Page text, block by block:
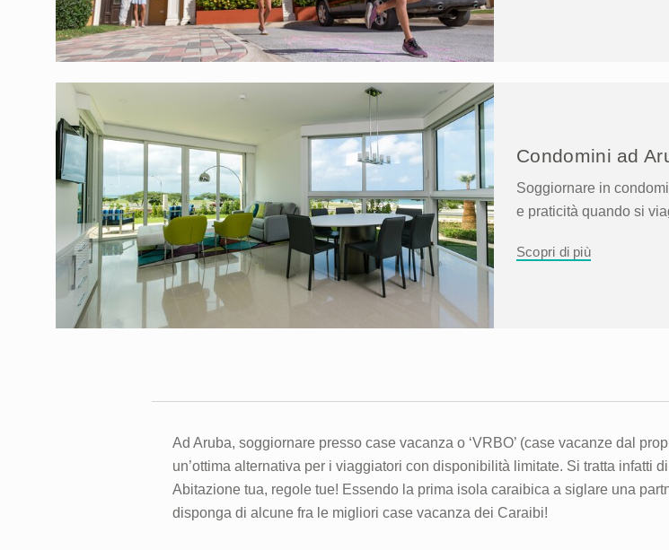
Condomini ad
Soggiornare in
e praticità quando si
Scopri di più
Ad Aruba, soggiornare presso case vacanza o ‘VRBO’ (case vacanze dal
un’ottima alternativa per i viaggiatori con disponibilità limitate. Si tratta infatti
Abitazione tua, regole tue! Essendo la prima isola caraibica a siglare una
disponga di alcune fra le migliori case vacanza dei Caraibi!